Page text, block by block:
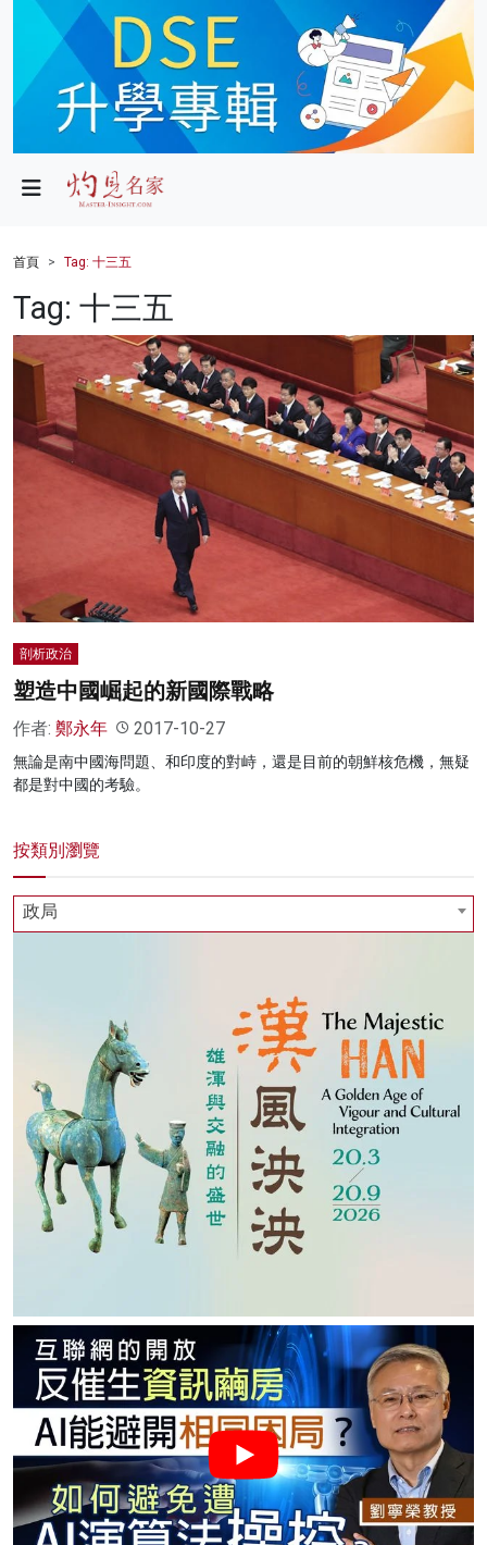
政局
財經
健康
商業
科技
影片
關於我們
首頁 Tag: 十三五
Tag: 十三五
剖析政治
塑造中國崛起的新國際戰略
作者: 鄭永年 2017-10-27
無論是南中國海問題、和印度的對峙，還是目前的朝鮮核危機，無疑
都是對中國的考驗。
按類別瀏覽
政局